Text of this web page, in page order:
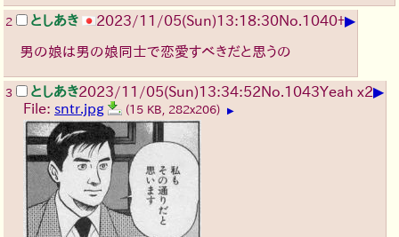
2 としあき 2023/11/05(Sun)13:18:30No.1040+▶
男の娘は男の娘同士で恋愛すべきだと思うの
3 としあき2023/11/05(Sun)13:34:52No.1043Yeah x2▶
File: sntr.jpg (15 KB, 282x206) ▶